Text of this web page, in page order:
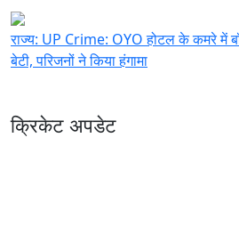
राज्य: UP Crime: OYO होटल के कमरे में
बेटी, परिजनों ने किया हंगामा
क्रिकेट अपडेट